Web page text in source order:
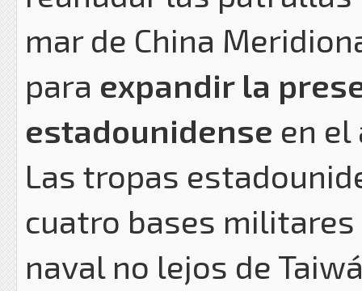
mar de China
para expandir la
estadounidense en el
Las tropas
cuatro bases
naval no lejos de